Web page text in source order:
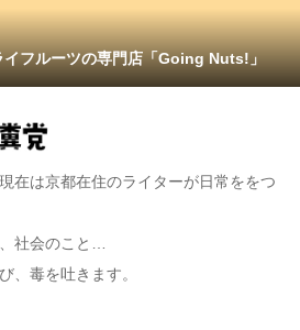
イフルーツの専門店「Going Nuts!」
在は京都在住のライターが日常ををつ
社会のこと…
、毒を吐きます。